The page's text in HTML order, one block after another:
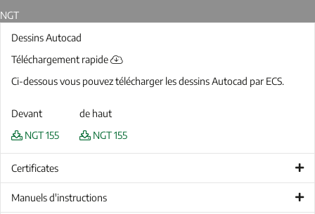
NGT
Dessins Autocad
Téléchargement rapide
Ci-dessous vous pouvez télécharger les dessins Autocad par ECS.
Devant
NGT 155
de haut
NGT 155
Certificates
Manuels d'instructions